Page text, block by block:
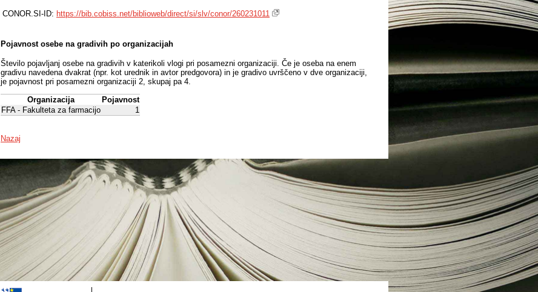
CONOR.SI-ID: https://bib.cobiss.net/biblioweb/direct/si/slv/conor/260231011
Pojavnost osebe na gradivih po organizacijah
Število pojavljanj osebe na gradivih v katerikoli vlogi pri posamezni organizaciji. Če je oseba na enem
gradivu navedena dvakrat (npr. kot urednik in avtor predgovora) in je gradivo uvrščeno v dve organizaciji,
je pojavnost pri posamezni organizaciji 2, skupaj pa 4.
Organizacija
Pojavnost
FFA - Fakulteta za farmacijo
1
Nazaj